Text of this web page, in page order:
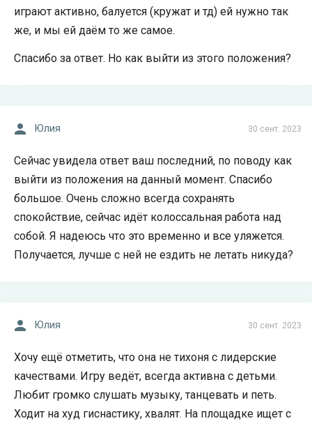
играют активно, балуется (кружат и тд) ей нужно так
же, и мы ей даём то же самое.
Спасибо за ответ. Но как выйти из этого положения?
30 сент. 2023
Юлия
Сейчас увидела ответ ваш последний, по поводу как
выйти из положения на данный момент. Спасибо
большое. Очень сложно всегда сохранять
спокойствие, сейчас идёт колоссальная работа над
собой. Я надеюсь что это временно и все уляжется.
Получается, лучше с ней не ездить не летать никуда?
30 сент. 2023
Юлия
Хочу ещё отметить, что она не тихоня с лидерские
качествами. Игру ведёт, всегда активна с детьми.
Любит громко слушать музыку, танцевать и петь.
Ходит на худ гиснастику, хвалят. На площадке ищет с